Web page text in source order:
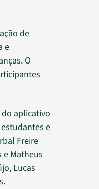
de
e
O
aplicativo
e
Freire
e Matheus
Lucas